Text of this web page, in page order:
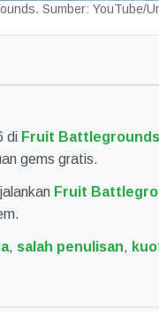
Sumber: YouTube/
di Fruit Battlegrounds
gems gratis.
Fruit
, salah penulisan,